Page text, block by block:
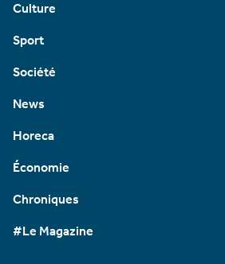
Culture
Sport
Société
News
Horeca
Économie
Chroniques
#Le Magazine